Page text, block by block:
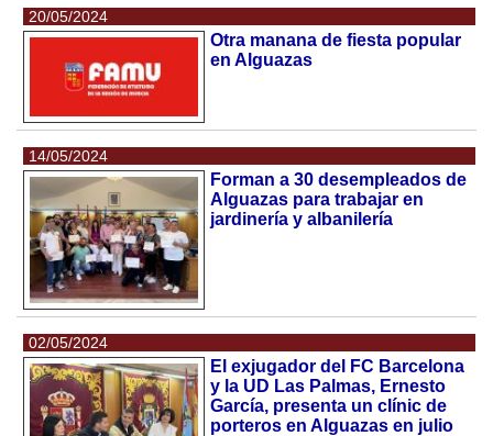
20/05/2024
Otra manana de fiesta popular
en Alguazas
14/05/2024
Forman a 30 desempleados de
Alguazas para trabajar en
jardinería y albanilería
02/05/2024
El exjugador del FC Barcelona
y la UD Las Palmas, Ernesto
García, presenta un clínic de
porteros en Alguazas en julio